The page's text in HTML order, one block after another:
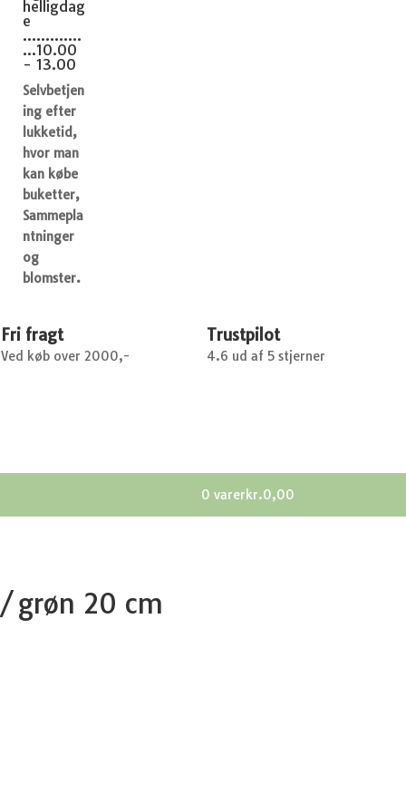
helligdag
e
.............
...10.00
- 13.00
Selvbetjen
ing efter
lukketid,
hvor man
kan købe
buketter,
Sammepla
ntninger
og
blomster.
Fri fragt
Ved køb over 2000,-
Trustpilot
4.6 ud af 5 stjerner
0 varerkr.0,00
grøn 20 cm